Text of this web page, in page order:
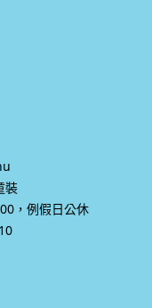
裝
，例假日公休